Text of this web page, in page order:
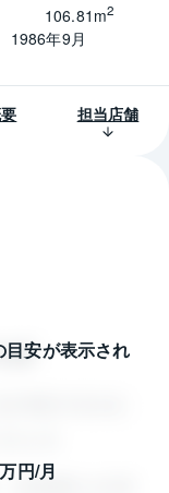
106.81m2
1986年9月
担当店舗
安が表示され
万円/月